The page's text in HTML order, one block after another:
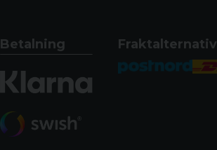
Betalning Fraktalternativ